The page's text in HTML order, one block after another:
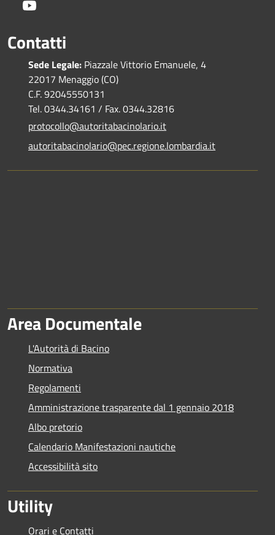
Contatti
Sede Legale: Piazzale Vittorio Emanuele, 4
22017 Menaggio (CO)
C.F. 92045550131
Tel. 0344.34161 / Fax. 0344.32816
protocollo@autoritabacinolario.it
autoritabacinolario@pec.regione.lombardia.it
Area Documentale
L'Autorità di Bacino
Normativa
Regolamenti
Amministrazione trasparente dal 1 gennaio 2018
Albo pretorio
Calendario Manifestazioni nautiche
Accessibilità sito
Utility
Orari e Contatti